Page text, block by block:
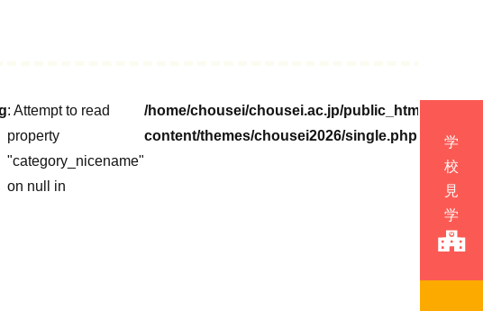
: Attempt to read
property
"category_nicename"
on null in
/home/chousei/chousei.ac.jp/public_html/cms/wp-
content/themes/chousei2026/single.php